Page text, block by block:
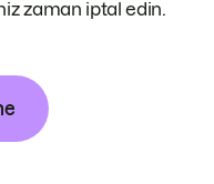
zaman iptal edin.